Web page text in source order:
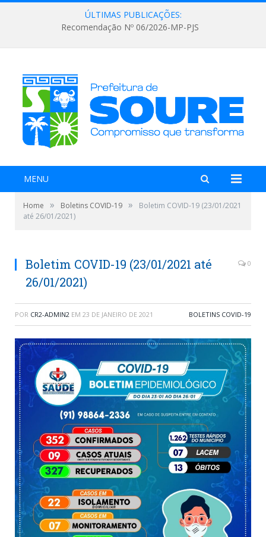
ÚLTIMAS PUBLICAÇÕES:
Recomendação Nº 06/2026-MP-PJS
MENU
Home » Boletins COVID-19 »
Boletim COVID-19 (23/01/2021
até 26/01/2021)
Boletim COVID-19 (23/01/2021 até
26/01/2021)
0
POR CR2-ADMIN2 EM 23 DE JANEIRO DE 2021 BOLETINS COVID-19